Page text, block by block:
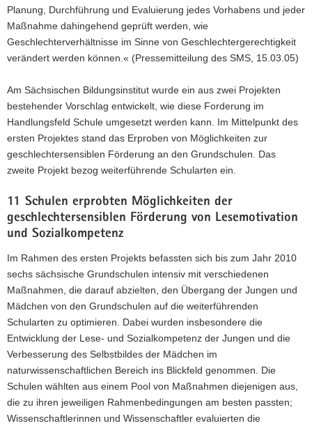
Planung, Durchführung und Evaluierung jedes Vorhabens und jeder
Maßnahme dahingehend geprüft werden, wie
Geschlechterverhältnisse im Sinne von Geschlechtergerechtigkeit
verändert werden können.« (Pressemitteilung des SMS, 15.03.05)
Am Sächsischen Bildungsinstitut wurde ein aus zwei Projekten
bestehender Vorschlag entwickelt, wie diese Forderung im
Handlungsfeld Schule umgesetzt werden kann. Im Mittelpunkt des
ersten Projektes stand das Erproben von Möglichkeiten zur
geschlechtersensiblen Förderung an den Grundschulen. Das
zweite Projekt bezog weiterführende Schularten ein.
11 Schulen erprobten Möglichkeiten der
geschlechtersensiblen Förderung von Lesemotivation
und Sozialkompetenz
Im Rahmen des ersten Projekts befassten sich bis zum Jahr 2010
sechs sächsische Grundschulen intensiv mit verschiedenen
Maßnahmen, die darauf abzielten, den Übergang der Jungen und
Mädchen von den Grundschulen auf die weiterführenden
Schularten zu optimieren. Dabei wurden insbesondere die
Entwicklung der Lese- und Sozialkompetenz der Jungen und die
Verbesserung des Selbstbildes der Mädchen im
naturwissenschaftlichen Bereich ins Blickfeld genommen. Die
Schulen wählten aus einem Pool von Maßnahmen diejenigen aus,
die zu ihren jeweiligen Rahmenbedingungen am besten passten;
Wissenschaftlerinnen und Wissenschaftler evaluierten die